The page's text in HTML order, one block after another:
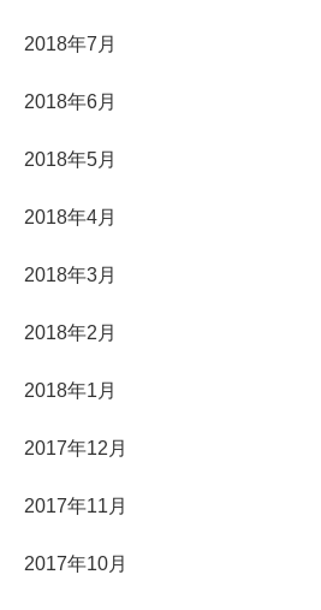
2018年7月
2018年6月
2018年5月
2018年4月
2018年3月
2018年2月
2018年1月
2017年12月
2017年11月
2017年10月